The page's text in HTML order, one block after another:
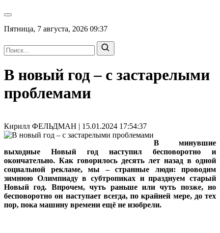
Пятница, 7 августа, 2026 09:37
В новый год – с застарелыми
проблемами
Кирилл ФЕЛЬДМАН | 15.01.2024 17:54:37
В минувшие
выходные Новый год наступил бесповоротно и
окончательно. Как говорилось десять лет назад в одной
социальной рекламе, мы – странные люди: проводим
зимнюю Олимпиаду в субтропиках и празднуем старый
Новый год. Впрочем, чуть раньше или чуть позже, но
бесповоротно он наступает всегда, по крайней мере, до тех
пор, пока машину времени ещё не изобрели.